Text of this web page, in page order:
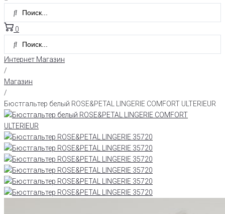
0
Интернет Магазин
/
Магазин
/
Бюстгальтер белый ROSE&PETAL LINGERIE COMFORT ULTERIEUR